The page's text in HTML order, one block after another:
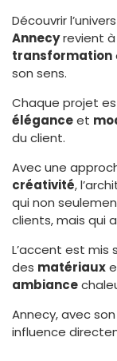
Découvrir l’univers
Annecyrevient à
transformation
son sens.
Chaque projet
éléganceet
du client.
Avec une
créativité,
qui non
clients, mais qui
L’accent est mis
des matériaux
ambiance
Annecy, avec
influence